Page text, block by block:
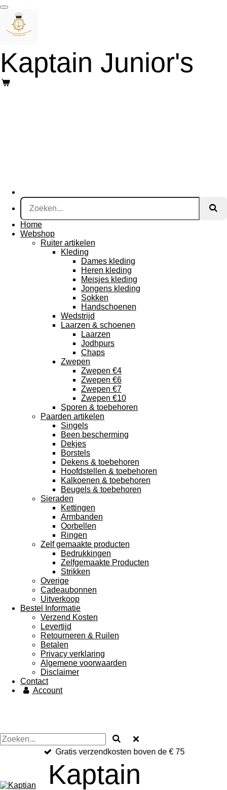
Ga
direct
naar
de
Kaptain Junior's
Home
Webshop
Ruiter artikelen
Kleding
Dames kleding
Heren kleding
Meisjes kleding
Jongens kleding
Sokken
Handschoenen
Wedstrijd
Laarzen & schoenen
Laarzen
Jodhpurs
Chaps
Zwepen
Zwepen €4
Zwepen €6
Zwepen €7
Zwepen €10
Sporen & toebehoren
Paarden artikelen
Singels
Been bescherming
Dekjes
Borstels
Dekens & toebehoren
Hoofdstellen & toebehoren
Kalkoenen & toebehoren
Beugels & toebehoren
Sieraden
Kettingen
Armbanden
Oorbellen
Ringen
Zelf gemaakte producten
Bedrukkingen
Zelfgemaakte Producten
Strikken
Overige
Cadeaubonnen
Uitverkoop
Bestel Informatie
Verzend Kosten
Levertijd
Retourneren & Ruilen
Betalen
Privacy verklaring
Algemene voorwaarden
Disclaimer
Contact
Account
Gratis verzendkosten boven de € 75
Kaptain